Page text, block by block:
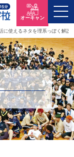
に使えるネタを理系っぽく解説
オーキャン